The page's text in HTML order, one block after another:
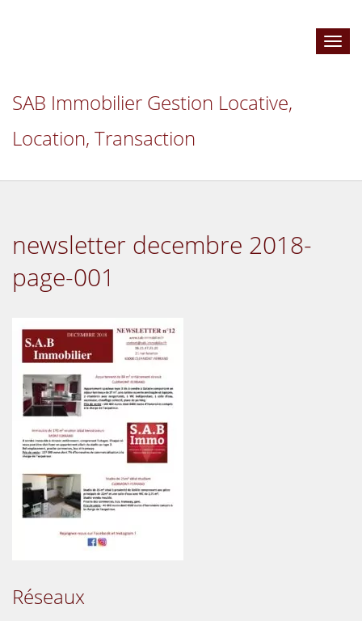
SAB Immobilier Gestion Locative,
Location, Transaction
newsletter decembre 2018-
page-001
Réseaux